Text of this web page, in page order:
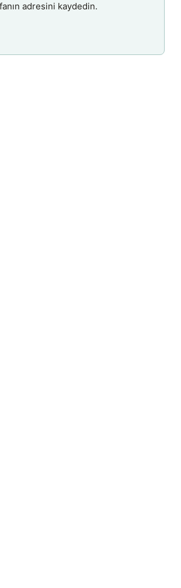
adresini kaydedin.